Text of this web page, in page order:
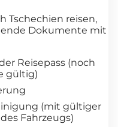
Tschechien reisen,
Dokumente mit
Reisepass (noch
gültig)
(mit gültiger
Fahrzeugs)